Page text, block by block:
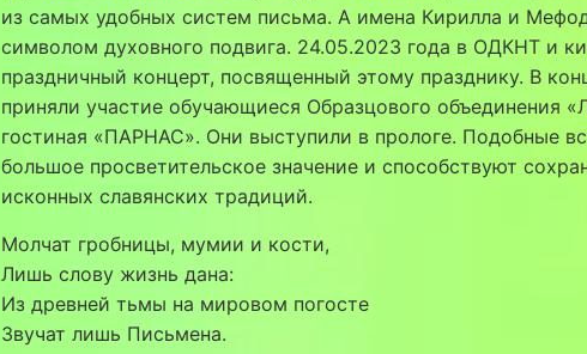
из самых удобных систем письма. А имена Кирилла и
символом духовного подвига. 24.05.2023 года в ОДКНТ и
праздничный концерт, посвященный этому празднику. В
приняли участие обучающиеся Образцового объединения
гостиная «ПАРНАС». Они выступили в прологе. Подобные
большое просветительское значение и способствуют
исконных славянских традиций.
Молчат гробницы, мумии и кости,
Лишь слову жизнь дана:
Из древней тьмы на мировом погосте
Звучат лишь Письмена.